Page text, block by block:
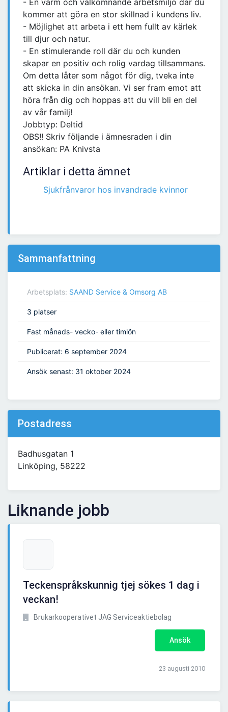
- En varm och välkomnande arbetsmiljö där du
kommer att göra en stor skillnad i kundens liv.
- Möjlighet att arbeta i ett hem fullt av kärlek
till djur och natur.
- En stimulerande roll där du och kunden
skapar en positiv och rolig vardag tillsammans.
Om detta låter som något för dig, tveka inte
att skicka in din ansökan. Vi ser fram emot att
höra från dig och hoppas att du vill bli en del
av vår familj!
Jobbtyp: Deltid
OBS!! Skriv följande i ämnesraden i din
ansökan: PA Knivsta
Artiklar i detta ämnet
Sjukfrånvaror hos invandrade kvinnor
Sammanfattning
Arbetsplats: SAAND Service & Omsorg AB
3 platser
Fast månads- vecko- eller timlön
Publicerat: 6 september 2024
Ansök senast: 31 oktober 2024
Postadress
Badhusgatan 1
Linköping, 58222
Liknande jobb
Teckenspråkskunnig tjej sökes 1 dag i
veckan!
Brukarkooperativet JAG Serviceaktiebolag
Ansök
23 augusti 2010